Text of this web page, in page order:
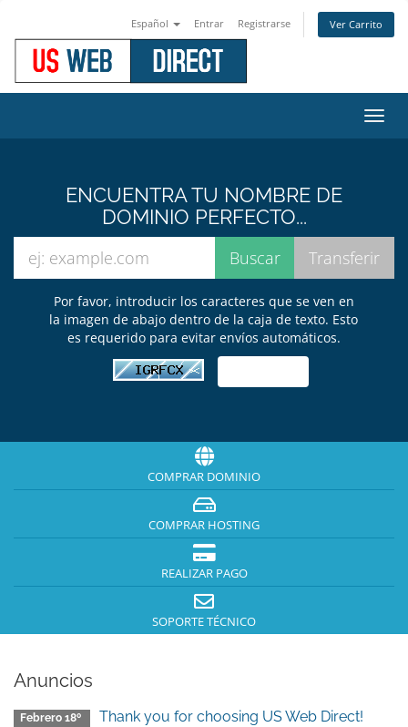
Español Entrar Registrarse Ver Carrito
ENCUENTRA TU NOMBRE DE
DOMINIO PERFECTO...
Por favor, introducir los caracteres que se ven en
la imagen de abajo dentro de la caja de texto. Esto
es requerido para evitar envíos automáticos.
COMPRAR DOMINIO
COMPRAR HOSTING
REALIZAR PAGO
SOPORTE TÉCNICO
Anuncios
Febrero 18º Thank you for choosing US Web Direct!